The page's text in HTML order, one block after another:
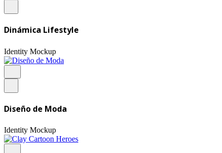
Dinámica Lifestyle
Identity Mockup
Diseño de Moda
Identity Mockup